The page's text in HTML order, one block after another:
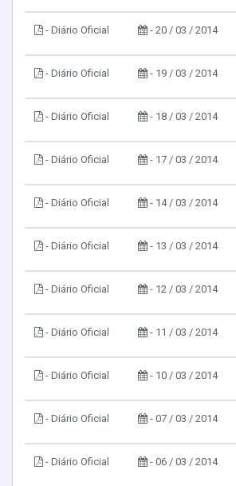
- Diário Oficial - 20 / 03 / 2014
- Diário Oficial - 19 / 03 / 2014
- Diário Oficial - 18 / 03 / 2014
- Diário Oficial - 17 / 03 / 2014
- Diário Oficial - 14 / 03 / 2014
- Diário Oficial - 13 / 03 / 2014
- Diário Oficial - 12 / 03 / 2014
- Diário Oficial - 11 / 03 / 2014
- Diário Oficial - 10 / 03 / 2014
- Diário Oficial - 07 / 03 / 2014
- Diário Oficial - 06 / 03 / 2014